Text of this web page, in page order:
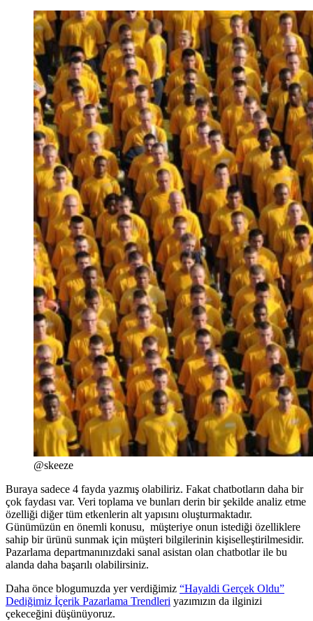
@skeeze
Buraya sadece 4 fayda yazmış olabiliriz. Fakat chatbotların daha bir
çok faydası var. Veri toplama ve bunları derin bir şekilde analiz etme
özelliği diğer tüm etkenlerin alt yapısını oluşturmaktadır.
Günümüzün en önemli konusu, müşteriye onun istediği özelliklere
sahip bir ürünü sunmak için müşteri bilgilerinin kişiselleştirilmesidir.
Pazarlama departmanınızdaki sanal asistan olan chatbotlar ile bu
alanda daha başarılı olabilirsiniz.
Daha önce blogumuzda yer verdiğimiz “Hayaldi Gerçek Oldu”
Dediğimiz İçerik Pazarlama Trendleri yazımızın da ilginizi
çekeceğini düşünüyoruz.